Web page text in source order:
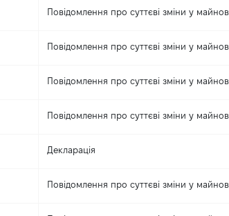
Повідомлення про суттєві зміни y
Повідомлення про суттєві зміни y
Повідомлення про суттєві зміни y
Повідомлення про суттєві зміни y
Декларація
Повідомлення про суттєві зміни y